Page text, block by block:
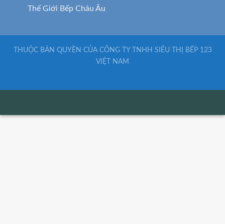
Thế Giới Bếp Châu Âu
THUỘC BẢN QUYỀN CỦA CÔNG TY TNHH SIÊU THỊ BẾP 123
VIỆT NAM